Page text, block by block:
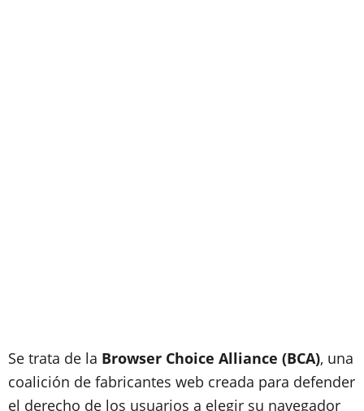
Se trata de la Browser Choice Alliance (BCA), una
coalición de fabricantes web creada para defender
el derecho de los usuarios a elegir su navegador